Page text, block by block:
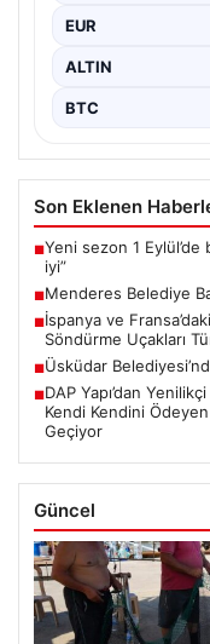
EUR
ALTIN
BTC
Son Eklenen
■Yeni sezon 1 Eylül’de
iyi”
■Menderes Belediye
■İspanya ve
Söndürme Uçakları
■Üsküdar
■DAP Yapı’dan
Kendi Kendini
Geçiyor
Güncel